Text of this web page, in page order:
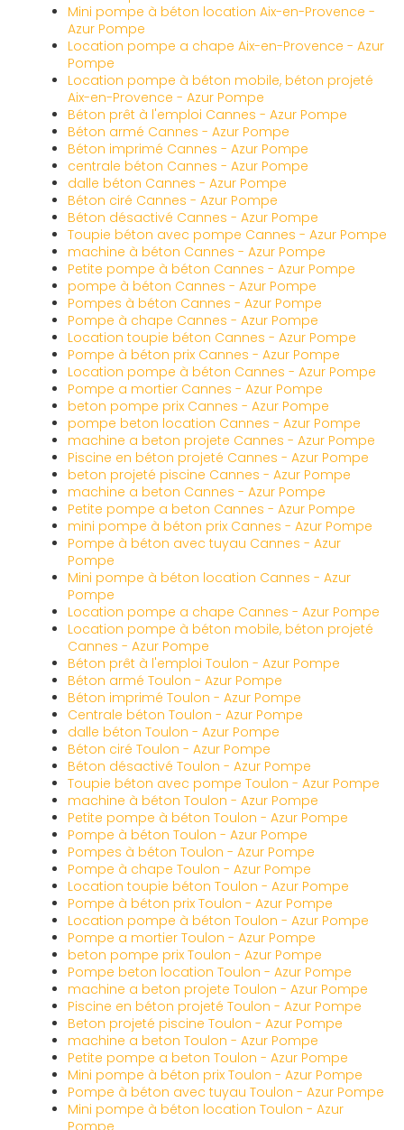
Mini pompe à béton location Aix-en-Provence -
Azur Pompe
Location pompe a chape Aix-en-Provence - Azur
Pompe
Location pompe à béton mobile, béton projeté
Aix-en-Provence - Azur Pompe
Béton prêt à l'emploi Cannes - Azur Pompe
Béton armé Cannes - Azur Pompe
Béton imprimé Cannes - Azur Pompe
centrale béton Cannes - Azur Pompe
dalle béton Cannes - Azur Pompe
Béton ciré Cannes - Azur Pompe
Béton désactivé Cannes - Azur Pompe
Toupie béton avec pompe Cannes - Azur Pompe
machine à béton Cannes - Azur Pompe
Petite pompe à béton Cannes - Azur Pompe
pompe à béton Cannes - Azur Pompe
Pompes à béton Cannes - Azur Pompe
Pompe à chape Cannes - Azur Pompe
Location toupie béton Cannes - Azur Pompe
Pompe à béton prix Cannes - Azur Pompe
Location pompe à béton Cannes - Azur Pompe
Pompe a mortier Cannes - Azur Pompe
beton pompe prix Cannes - Azur Pompe
pompe beton location Cannes - Azur Pompe
machine a beton projete Cannes - Azur Pompe
Piscine en béton projeté Cannes - Azur Pompe
beton projeté piscine Cannes - Azur Pompe
machine a beton Cannes - Azur Pompe
Petite pompe a beton Cannes - Azur Pompe
mini pompe à béton prix Cannes - Azur Pompe
Pompe à béton avec tuyau Cannes - Azur
Pompe
Mini pompe à béton location Cannes - Azur
Pompe
Location pompe a chape Cannes - Azur Pompe
Location pompe à béton mobile, béton projeté
Cannes - Azur Pompe
Béton prêt à l'emploi Toulon - Azur Pompe
Béton armé Toulon - Azur Pompe
Béton imprimé Toulon - Azur Pompe
Centrale béton Toulon - Azur Pompe
dalle béton Toulon - Azur Pompe
Béton ciré Toulon - Azur Pompe
Béton désactivé Toulon - Azur Pompe
Toupie béton avec pompe Toulon - Azur Pompe
machine à béton Toulon - Azur Pompe
Petite pompe à béton Toulon - Azur Pompe
Pompe à béton Toulon - Azur Pompe
Pompes à béton Toulon - Azur Pompe
Pompe à chape Toulon - Azur Pompe
Location toupie béton Toulon - Azur Pompe
Pompe à béton prix Toulon - Azur Pompe
Location pompe à béton Toulon - Azur Pompe
Pompe a mortier Toulon - Azur Pompe
beton pompe prix Toulon - Azur Pompe
Pompe beton location Toulon - Azur Pompe
machine a beton projete Toulon - Azur Pompe
Piscine en béton projeté Toulon - Azur Pompe
Beton projeté piscine Toulon - Azur Pompe
machine a beton Toulon - Azur Pompe
Petite pompe a beton Toulon - Azur Pompe
Mini pompe à béton prix Toulon - Azur Pompe
Pompe à béton avec tuyau Toulon - Azur Pompe
Mini pompe à béton location Toulon - Azur